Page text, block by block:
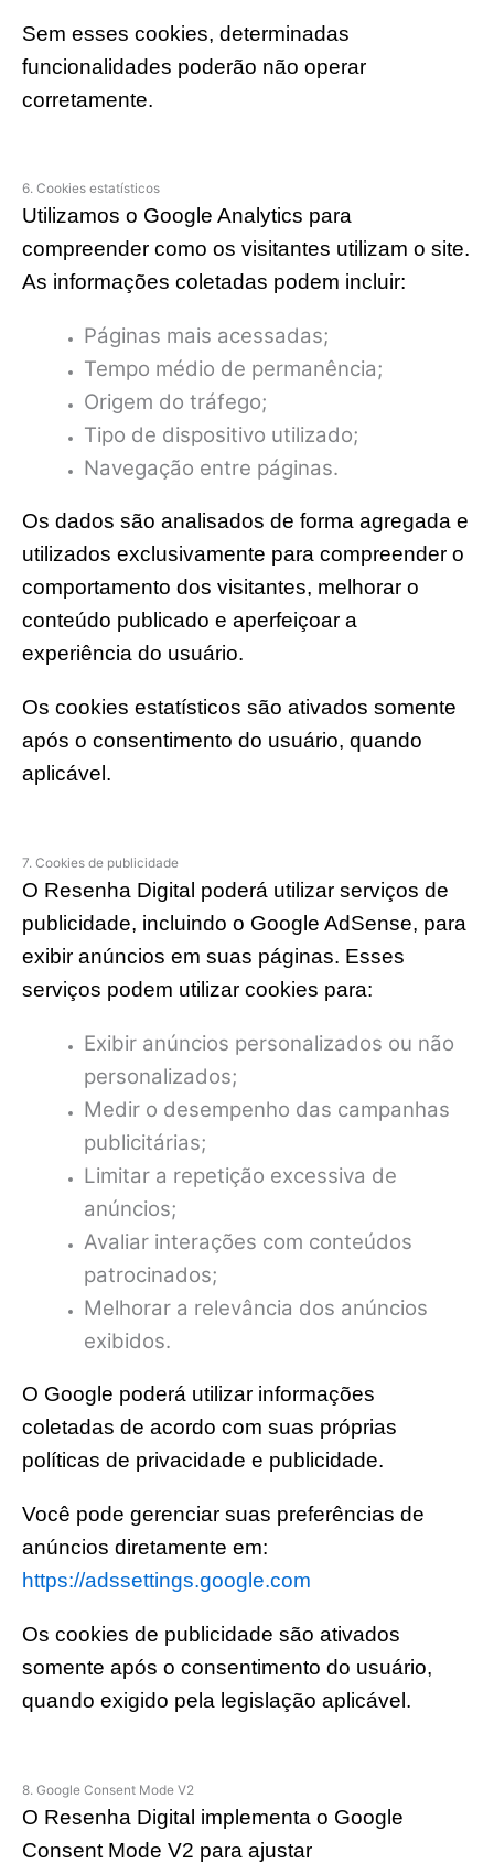
Sem esses cookies, determinadas
funcionalidades poderão não operar
corretamente.
6. Cookies estatísticos
Utilizamos o Google Analytics para
compreender como os visitantes utilizam o site.
As informações coletadas podem incluir:
Páginas mais acessadas;
Tempo médio de permanência;
Origem do tráfego;
Tipo de dispositivo utilizado;
Navegação entre páginas.
Os dados são analisados de forma agregada e
utilizados exclusivamente para compreender o
comportamento dos visitantes, melhorar o
conteúdo publicado e aperfeiçoar a
experiência do usuário.
Os cookies estatísticos são ativados somente
após o consentimento do usuário, quando
aplicável.
7. Cookies de publicidade
O Resenha Digital poderá utilizar serviços de
publicidade, incluindo o Google AdSense, para
exibir anúncios em suas páginas. Esses
serviços podem utilizar cookies para:
Exibir anúncios personalizados ou não
personalizados;
Medir o desempenho das campanhas
publicitárias;
Limitar a repetição excessiva de
anúncios;
Avaliar interações com conteúdos
patrocinados;
Melhorar a relevância dos anúncios
exibidos.
O Google poderá utilizar informações
coletadas de acordo com suas próprias
políticas de privacidade e publicidade.
Você pode gerenciar suas preferências de
anúncios diretamente em:
https://adssettings.google.com
Os cookies de publicidade são ativados
somente após o consentimento do usuário,
quando exigido pela legislação aplicável.
8. Google Consent Mode V2
O Resenha Digital implementa o Google
Consent Mode V2 para ajustar